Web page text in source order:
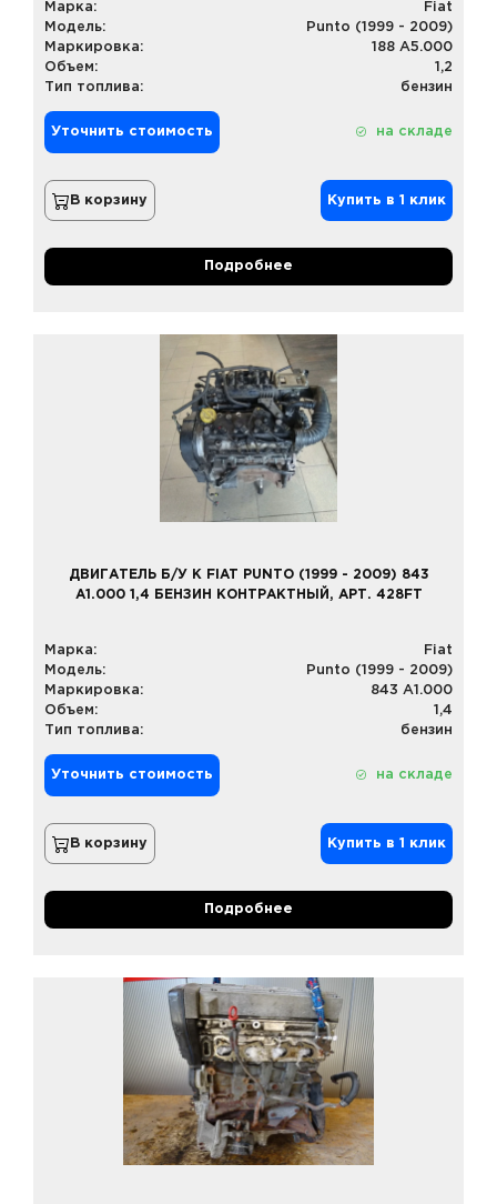
Марка:
Fiat
Модель:
Punto (1999 - 2009)
Маркировка:
188 A5.000
Объем:
1,2
Тип топлива:
бензин
Уточнить стоимость на складе
В корзину Купить в 1 клик
Подробнее
ДВИГАТЕЛЬ Б/У К FIAT PUNTO (1999 - 2009) 843
A1.000 1,4 БЕНЗИН КОНТРАКТНЫЙ, АРТ. 428FT
Марка:
Fiat
Модель:
Punto (1999 - 2009)
Маркировка:
843 A1.000
Объем:
1,4
Тип топлива:
бензин
Уточнить стоимость на складе
В корзину Купить в 1 клик
Подробнее